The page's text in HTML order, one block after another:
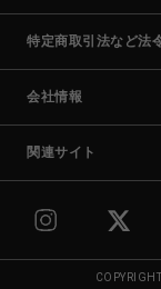
特定商取引法など法
会社情報
関連サイト